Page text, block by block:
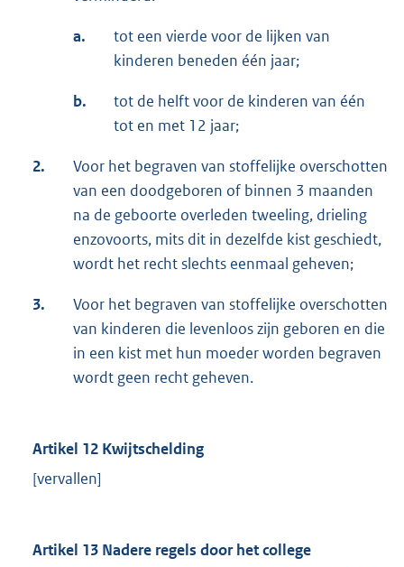
a.
tot een vierde voor de lijken van
kinderen beneden één jaar;
b.
tot de helft voor de kinderen van één
tot en met 12 jaar;
2.
Voor het begraven van stoffelijke overschotten
van een doodgeboren of binnen 3 maanden
na de geboorte overleden tweeling, drieling
enzovoorts, mits dit in dezelfde kist geschiedt,
wordt het recht slechts eenmaal geheven;
3.
Voor het begraven van stoffelijke overschotten
van kinderen die levenloos zijn geboren en die
in een kist met hun moeder worden begraven
wordt geen recht geheven.
Artikel 12 Kwijtschelding
[vervallen]
Artikel 13 Nadere regels door het college